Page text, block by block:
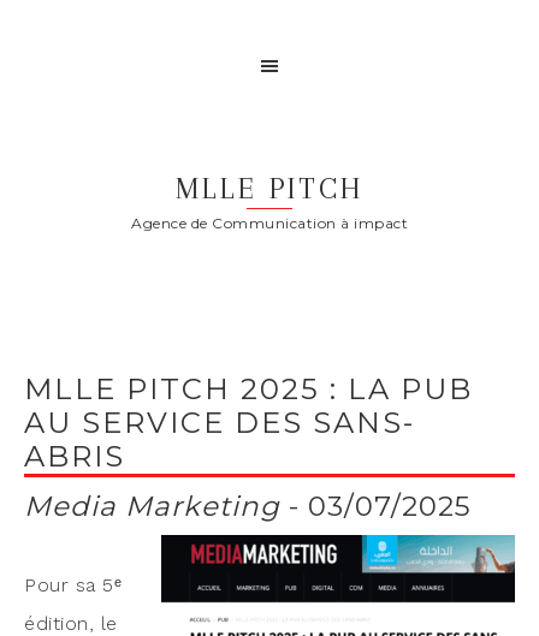
MLLE PITCH
Agence de Communication à impact
MLLE PITCH 2025 : LA PUB
AU SERVICE DES SANS-
ABRIS
Media Marketing - 03/07/2025
Pour sa 5ᵉ
édi­tion, le